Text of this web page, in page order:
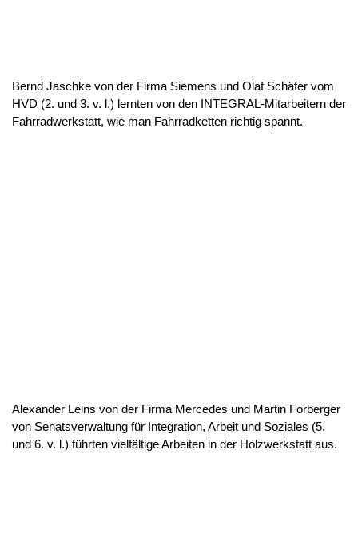
Bernd Jaschke von der Firma Siemens und Olaf Schäfer vom
HVD (2. und 3. v. l.) lernten von den INTEGRAL-Mitarbeitern der
Fahrradwerkstatt, wie man Fahrradketten richtig spannt.
Alexander Leins von der Firma Mercedes und Martin Forberger
von Senatsverwaltung für Integration, Arbeit und Soziales (5.
und 6. v. l.) führten vielfältige Arbeiten in der Holzwerkstatt aus.